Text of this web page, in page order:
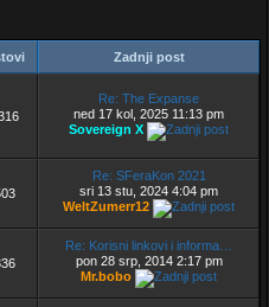
Zadnji post
Re: The Expanse
ned 17 kol, 2025 11:13 pm
Sovereign X
Re: SFeraKon 2021
sri 13 stu, 2024 4:04 pm
WeltZumerr12
Re: Korisni linkovi i informa…
pon 28 srp, 2014 2:17 pm
Mr.bobo